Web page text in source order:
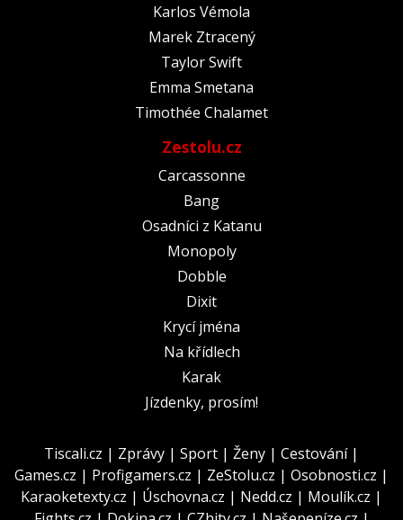
Karlos Vémola
Marek Ztracený
Taylor Swift
Emma Smetana
Timothée Chalamet
Zestolu.cz
Carcassonne
Bang
Osadníci z Katanu
Monopoly
Dobble
Dixit
Krycí jména
Na křídlech
Karak
Jízdenky, prosím!
Tiscali.cz | Zprávy | Sport | Ženy | Cestování|
Games.cz | Profigamers.cz | ZeStolu.cz | Osobnosti.cz |
Karaoketexty.cz | Úschovna.cz | Nedd.cz | Moulík.cz |